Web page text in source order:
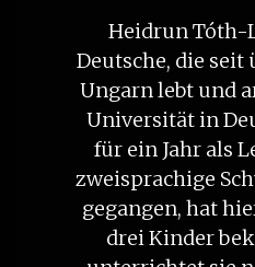
Heidrun Tóth-
Deutsche, die seit
Ungarn lebt und
Universität in
für ein Jahr als
zweisprachige
gegangen, hat
drei Kinder